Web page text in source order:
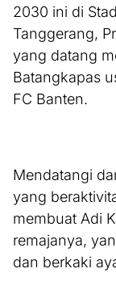
2030 ini di
Tanggerang,
yang datang
Batangkapas
FC Banten.
Mendatangi
yang
membuat Adi
remajanya,
dan berkaki